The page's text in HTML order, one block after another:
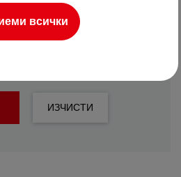
ТЪРСЕНЕ
ИЗЧИСТИ
всички